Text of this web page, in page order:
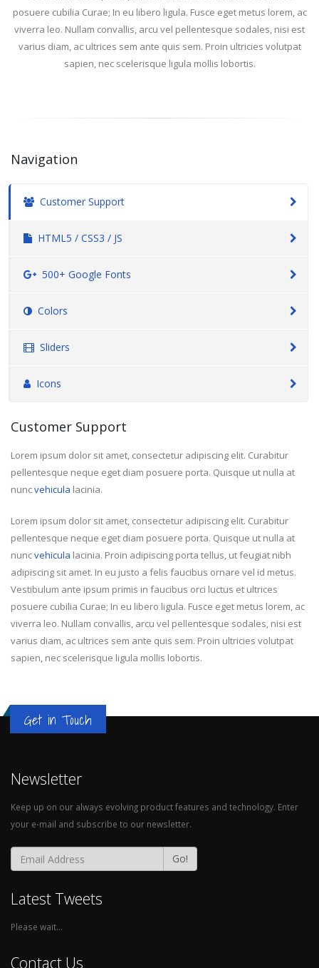
posuere cubilia Curae; In eu libero ligula. Fusce eget metus lorem, ac
viverra leo. Nullam convallis, arcu vel pellentesque sodales, nisi est
varius diam, ac ultrices sem ante quis sem. Proin ultricies volutpat
sapien, nec scelerisque ligula mollis lobortis.
Navigation
Customer Support
HTML5 / CSS3 / JS
500+ Google Fonts
Colors
Sliders
Icons
Customer Support
Lorem ipsum dolor sit amet, consectetur adipiscing elit. Curabitur
pellentesque neque eget diam posuere porta. Quisque ut nulla at
nuncvehicula lacinia.
Lorem ipsum dolor sit amet, consectetur adipiscing elit. Curabitur
pellentesque neque eget diam posuere porta. Quisque ut nulla at
nuncvehicula lacinia. Proin adipiscing porta tellus, ut feugiat nibh
adipiscing sit amet. In eu justo a felis faucibus ornare vel id metus.
Vestibulum ante ipsum primis in faucibus orci luctus et ultrices
posuere cubilia Curae; In eu libero ligula. Fusce eget metus lorem, ac
viverra leo. Nullam convallis, arcu vel pellentesque sodales, nisi est
varius diam, ac ultrices sem ante quis sem. Proin ultricies volutpat
sapien, nec scelerisque ligula mollis lobortis.
Get in Touch
Newsletter
Keep up on our always evolving product features and technology. Enter
your e-mail and subscribe to our newsletter.
Go!
Latest Tweets
Please wait...
Contact Us